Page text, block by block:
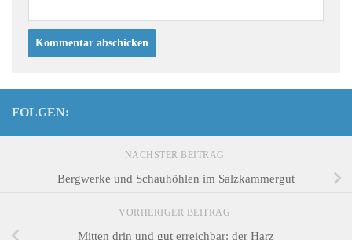
FOLGEN:
NÄCHSTER BEITRAG
Bergwerke und Schauhöhlen im Salzkammergut
VORHERIGER BEITRAG
Mitten drin und gut erreichbar: der Harz